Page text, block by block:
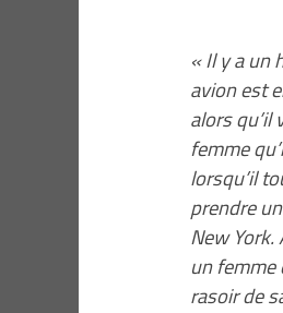
« Il y a un
avion est
alors qu’il
femme
lorsqu’il
prendre
New York.
un femme
rasoir de